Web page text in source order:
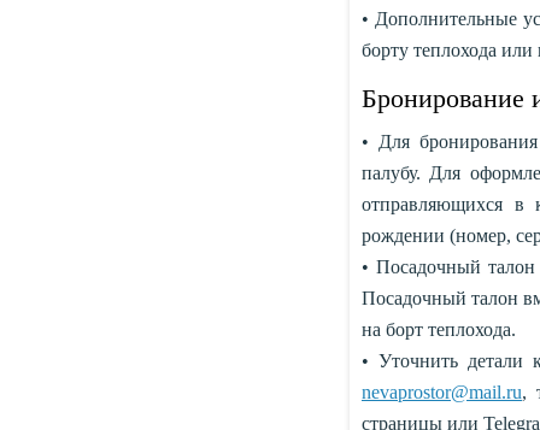
• Дополнительные
борту теплохода
Бронирование
• Для
палубу. Для
отправляющихся в
рождении (номер,
• Посадочный
Посадочный талон
на борт теплохода.
• Уточнить детали
nevaprostor@mail.ru,
страницы или